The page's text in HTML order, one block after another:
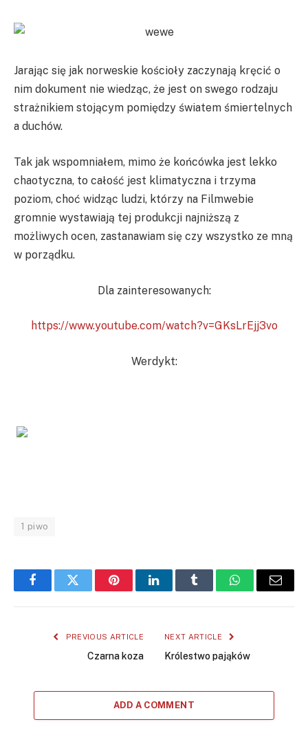
Jarając się jak norweskie kościoły zaczynają kręcić o
nim dokument nie wiedząc, że jest on swego rodzaju
strażnikiem stojącym pomiędzy światem śmiertelnych
a duchów.
Tak jak wspomniałem, mimo że końcówka jest lekko
chaotyczna, to całość jest klimatyczna i trzyma
poziom, choć widząc ludzi, którzy na Filmwebie
gromnie wystawiają tej produkcji najniższą z
możliwych ocen, zastanawiam się czy wszystko ze mną
w porządku.
Dla zainteresowanych:
https://www.youtube.com/watch?v=GKsLrEjj3vo
Werdykt:
1 piwo
FacebookTwitter PinterestLinkedInTumblr WhatsAppEmail
PREVIOUS ARTICLE
Czarna koza
NEXT ARTICLE
Królestwo pająków
ADD A COMMENT